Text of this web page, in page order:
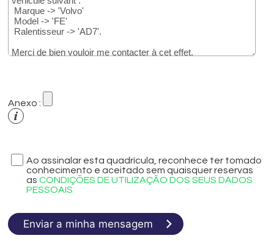
Anexo :
Ao assinalar esta quadrícula, reconhece ter tomado
conhecimento e aceitado sem quaisquer reservas
asCONDIÇÕES DE UTILIZAÇÃO DOS SEUS DADOS
PESSOAIS
Enviar a minha mensagem